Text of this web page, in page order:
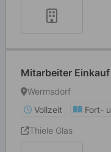
Mitarbeiter
Wermsdorf
Vollzeit
Fort-
Thiele Glas